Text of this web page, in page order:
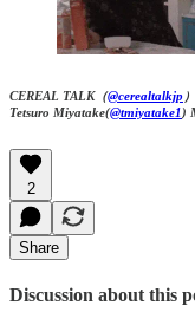
CEREAL TALK（@cerealtalkjp
Tetsuro Miyatake(@tmiyatake1)
2
Share
Discussion about this